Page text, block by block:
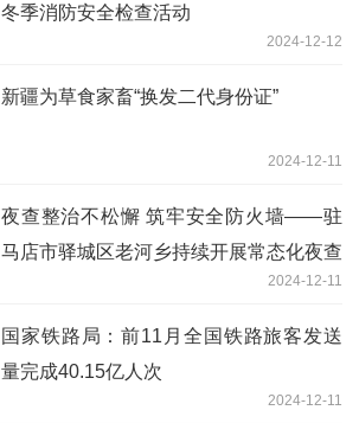
冬季消防安全检查活动
2024-12-12
新疆为草食家畜“换发二代身份证”
2024-12-11
夜查整治不松懈 筑牢安全防火墙——驻
马店市驿城区老河乡持续开展常态化夜查
2024-12-11
国家铁路局：前11月全国铁路旅客发送
量完成40.15亿人次
2024-12-11